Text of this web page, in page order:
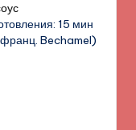
15 мин
Bechamel)